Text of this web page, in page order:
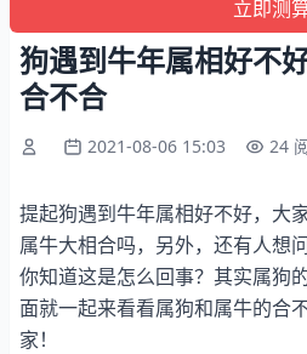
狗遇到牛年属相好不
合不合
2021-08-06 15:03 24
提起狗遇到牛年属相好不好，大
属牛大相合吗，另外，还有人想
你知道这是怎么回事？其实属狗
面就一起来看看属狗和属牛的合
家！